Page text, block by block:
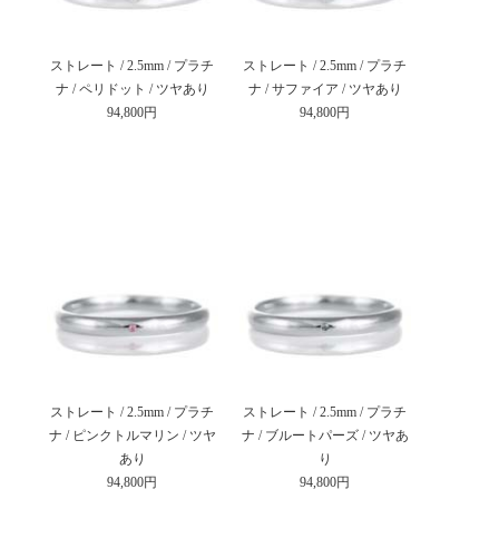
ストレート / 2.5mm / プラチ
ナ / ペリドット / ツヤあり
94,800円
ストレート / 2.5mm / プラチ
ナ / サファイア / ツヤあり
94,800円
ストレート / 2.5mm / プラチ
ナ / ピンクトルマリン / ツヤ
あり
94,800円
ストレート / 2.5mm / プラチ
ナ / ブルートパーズ / ツヤあ
り
94,800円